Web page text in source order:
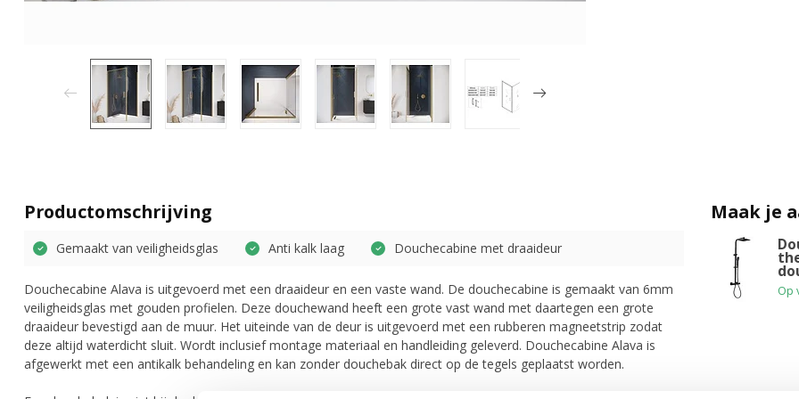
Productomschrijving
Gemaakt van veiligheidsglas Anti kalk laag Douchecabine met draaideur
Douchecabine Alava is uitgevoerd met een draaideur en een vaste wand. De douchecabine is gemaakt van 6mm
veiligheidsglas met gouden profielen. Deze douchewand heeft een grote vast wand met daartegen een grote
draaideur bevestigd aan de muur. Het uiteinde van de deur is uitgevoerd met een rubberen magneetstrip zodat
deze altijd waterdicht sluit. Wordt inclusief montage materiaal en handleiding geleverd. Douchecabine Alava is
afgewerkt met een antikalk behandeling en kan zonder douchebak direct op de tegels geplaatst worden.
Maak je
Op